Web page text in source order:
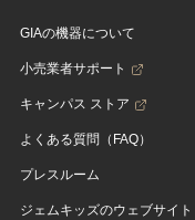
GIAの機器について
小売業者サポート
キャンパス ストア
よくある質問（FAQ）
プレスルーム
ジェムキッズのウェブサイト